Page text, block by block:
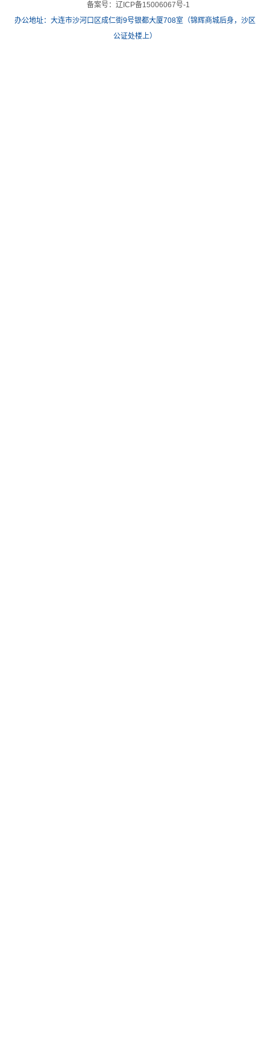
备案号：辽ICP备15006067号-1
办公地址：大连市沙河口区成仁街9号银都大厦708室（锦辉商城后身，沙区
公证处楼上）